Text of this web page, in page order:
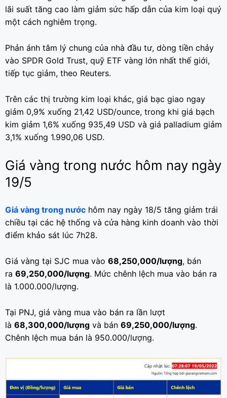
lãi suất tăng cao làm giảm sức hấp dẫn của kim loại quý
một cách nghiêm trọng.
Phản ánh tâm lý chung của nhà đầu tư, dòng tiền chảy
vào SPDR Gold Trust, quỹ ETF vàng lớn nhất thế giới,
tiếp tục giảm, theo Reuters.
Trên các thị trường kim loại khác, giá bạc giao ngay
giảm 0,9% xuống 21,42 USD/ounce, trong khi giá bạch
kim giảm 1,6% xuống 935,49 USD và giá palladium giảm
3,1% xuống 1.990,06 USD.
Giá vàng trong nước hôm nay ngày
19/5
Giá vàng trong nước hôm nay ngày 18/5 tăng giảm trái
chiều tại các hệ thống và cửa hàng kinh doanh vào thời
điểm khảo sát lúc 7h28.
Giá vàng tại SJC mua vào 68,250,000/lượng, bán
ra 69,250,000/lượng. Mức chênh lệch mua vào bán ra
là 1.000.000/lượng.
Tại PNJ, giá vàng mua vào bán ra lần lượt
là 68,300,000/lượng và bán 69,250,000/lượng.
Chênh lệch mua bán là 950.000/lượng.